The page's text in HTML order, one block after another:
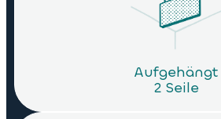
Aufgehängt
2 Seile